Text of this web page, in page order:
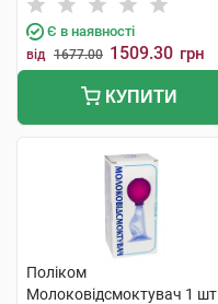
Є в наявності
від 1677.00 1509.30 грн
КУПИТИ
Поліком
Молоковідсмоктувач 1 шт